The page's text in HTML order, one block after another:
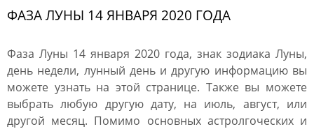
ФАЗА ЛУНЫ 14 ЯНВАРЯ 2020 ГОДА
Фаза Луны 14 января 2020 года, знак зодиака Луны,
день недели, лунный день и другую информацию вы
можете узнать на этой странице. Также вы можете
выбрать любую другую дату, на июль, август, или
другой месяц. Помимо основных астролгоческих и